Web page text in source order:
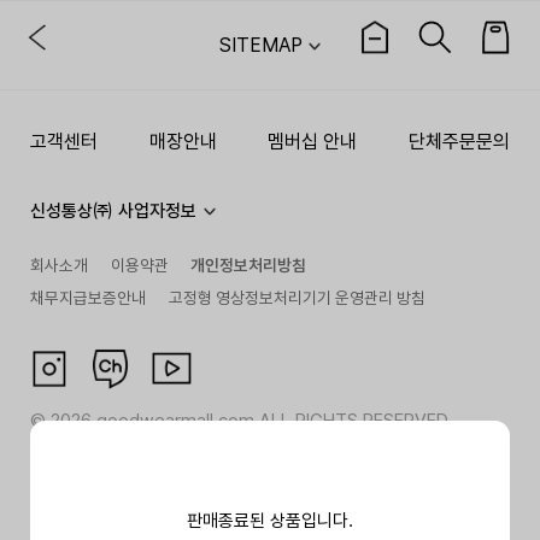
판매종료된 상품입니다.
SITEMAP
고객센터 매장안내 멤버십 안내 단체주문문의
신성통상㈜ 사업자정보
회사소개 이용약관
개인정보처리방침
채무지급보증안내
고정형 영상정보처리기기 운영관리 방침
©2026goodwearmall.com ALL RIGHTS RESERVED